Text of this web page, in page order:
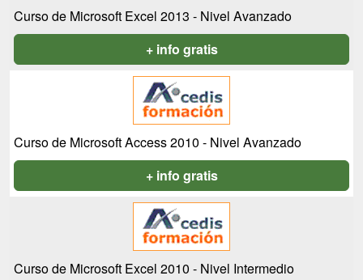
Curso de Microsoft Excel 2013 - Nivel Avanzado
+ info gratis
Curso de Microsoft Access 2010 - Nivel Avanzado
+ info gratis
Curso de Microsoft Excel 2010 - Nivel Intermedio